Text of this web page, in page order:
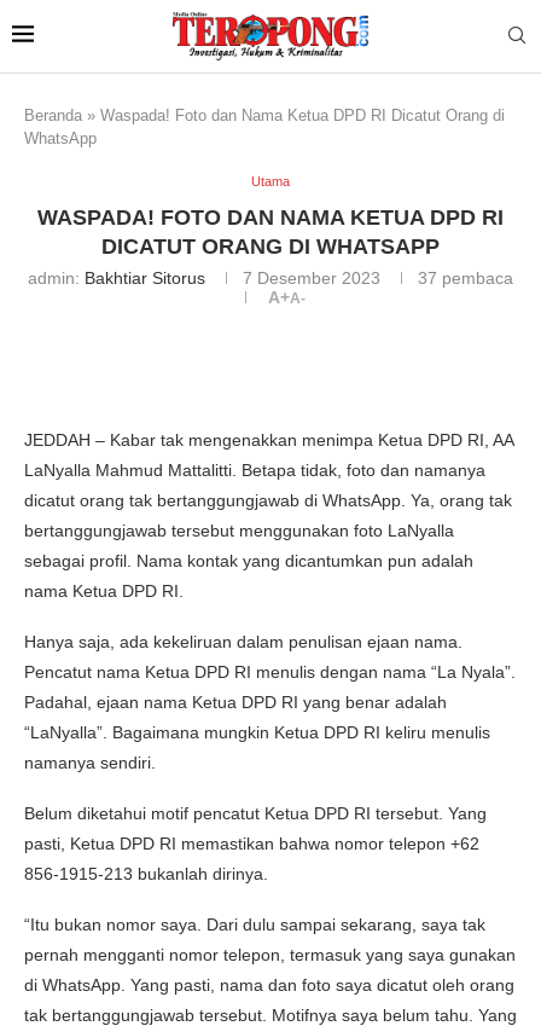
Beranda » Waspada! Foto dan Nama Ketua DPD RI Dicatut Orang di
WhatsApp
Utama
WASPADA! FOTO DAN NAMA KETUA DPD RI
DICATUT ORANG DI WHATSAPP
admin: Bakhtiar Sitorus 7 Desember 2023 37 pembaca
A+A-
JEDDAH – Kabar tak mengenakkan menimpa Ketua DPD RI, AA
LaNyalla Mahmud Mattalitti. Betapa tidak, foto dan namanya
dicatut orang tak bertanggungjawab di WhatsApp. Ya, orang tak
bertanggungjawab tersebut menggunakan foto LaNyalla
sebagai profil. Nama kontak yang dicantumkan pun adalah
nama Ketua DPD RI.
Hanya saja, ada kekeliruan dalam penulisan ejaan nama.
Pencatut nama Ketua DPD RI menulis dengan nama “La Nyala”.
Padahal, ejaan nama Ketua DPD RI yang benar adalah
“LaNyalla”. Bagaimana mungkin Ketua DPD RI keliru menulis
namanya sendiri.
Belum diketahui motif pencatut Ketua DPD RI tersebut. Yang
pasti, Ketua DPD RI memastikan bahwa nomor telepon +62
856-1915-213 bukanlah dirinya.
“Itu bukan nomor saya. Dari dulu sampai sekarang, saya tak
pernah mengganti nomor telepon, termasuk yang saya gunakan
di WhatsApp. Yang pasti, nama dan foto saya dicatut oleh orang
tak bertanggungjawab tersebut. Motifnya saya belum tahu. Yang